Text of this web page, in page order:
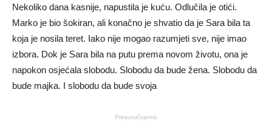
Nekoliko dana kasnije, napustila je kuću. Odlučila je otići.
Marko je bio šokiran, ali konačno je shvatio da je Sara bila ta
koja je nosila teret. Iako nije mogao razumjeti sve, nije imao
izbora. Dok je Sara bila na putu prema novom životu, ona je
napokon osjećala slobodu. Slobodu da bude žena. Slobodu da
bude majka. I slobodu da bude svoja
Preporučujemo